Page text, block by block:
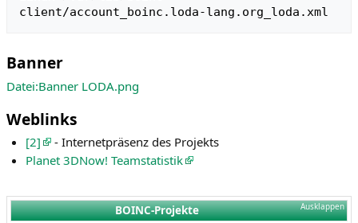
Banner
Datei:Banner LODA.png
Weblinks
[2]
- Internetpräsenz des Projekts
Planet 3DNow! Teamstatistik
Ausklappen
BOINC-Projekte